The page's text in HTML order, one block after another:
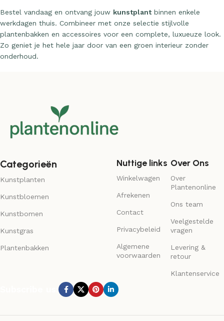
Bestel vandaag en ontvang jouw kunstplantbinnen enkele
werkdagen thuis. Combineer met onze selectie stijlvolle
plantenbakken en accessoires voor een complete, luxueuze look.
Zo geniet je het hele jaar door van een groen interieur zonder
onderhoud.
Categorieën
Kunstplanten
Kunstbloemen
Kunstbomen
Kunstgras
Plantenbakken
Nuttige links
Winkelwagen
Afrekenen
Contact
Privacybeleid
Algemene
voorwaarden
Over Ons
Over
Plantenonline
Ons team
Veelgestelde
vragen
Levering &
retour
Klantenservice